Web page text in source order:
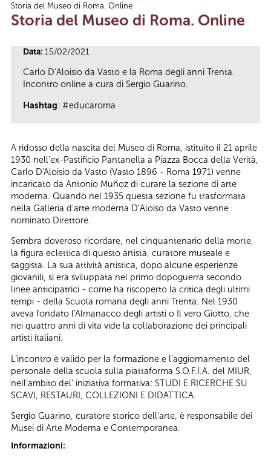
Tu sei qui
Storia del Museo di Roma. Online
Storia del Museo di Roma. Online
Data: 15/02/2021
Carlo D’Aloisio da Vasto e la Roma degli anni Trenta.
Incontro online a cura di Sergio Guarino.
Hashtag: #educaroma
A ridosso della nascita del Museo di Roma, istituito il 21 aprile
1930 nell'ex-Pastificio Pantanella a Piazza Bocca della Verità,
Carlo D'Aloisio da Vasto (Vasto 1896 - Roma 1971) venne
incaricato da Antonio Muñoz di curare la sezione di arte
moderna. Quando nel 1935 questa sezione fu trasformata
nella Galleria d'arte moderna D’Aloiso da Vasto venne
nominato Direttore.
Sembra doveroso ricordare, nel cinquantenario della morte,
la figura eclettica di questo artista, curatore museale e
saggista. La sua attività artistica, dopo alcune esperienze
giovanili, si era sviluppata nel primo dopoguerra secondo
linee anticipatrici - come ha riscoperto la critica degli ultimi
tempi - della Scuola romana degli anni Trenta. Nel 1930
aveva fondato l'Almanacco degli artisti o Il vero Giotto, che
nei quattro anni di vita vide la collaborazione dei principali
artisti italiani.
L’incontro è valido per la formazione e l’aggiornamento del
personale della scuola sulla piattaforma S.O.F.I.A. del MIUR,
nell’ambito del’ iniziativa formativa: STUDI E RICERCHE SU
SCAVI, RESTAURI, COLLEZIONI E DIDATTICA.
Sergio Guarino, curatore storico dell’arte, è responsabile dei
Musei di Arte Moderna e Contemporanea.
Informazioni: